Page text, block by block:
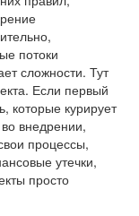
потоки
сложности. Тут
Если первый
которые курирует
внедрении,
процессы,
утечки,
просто